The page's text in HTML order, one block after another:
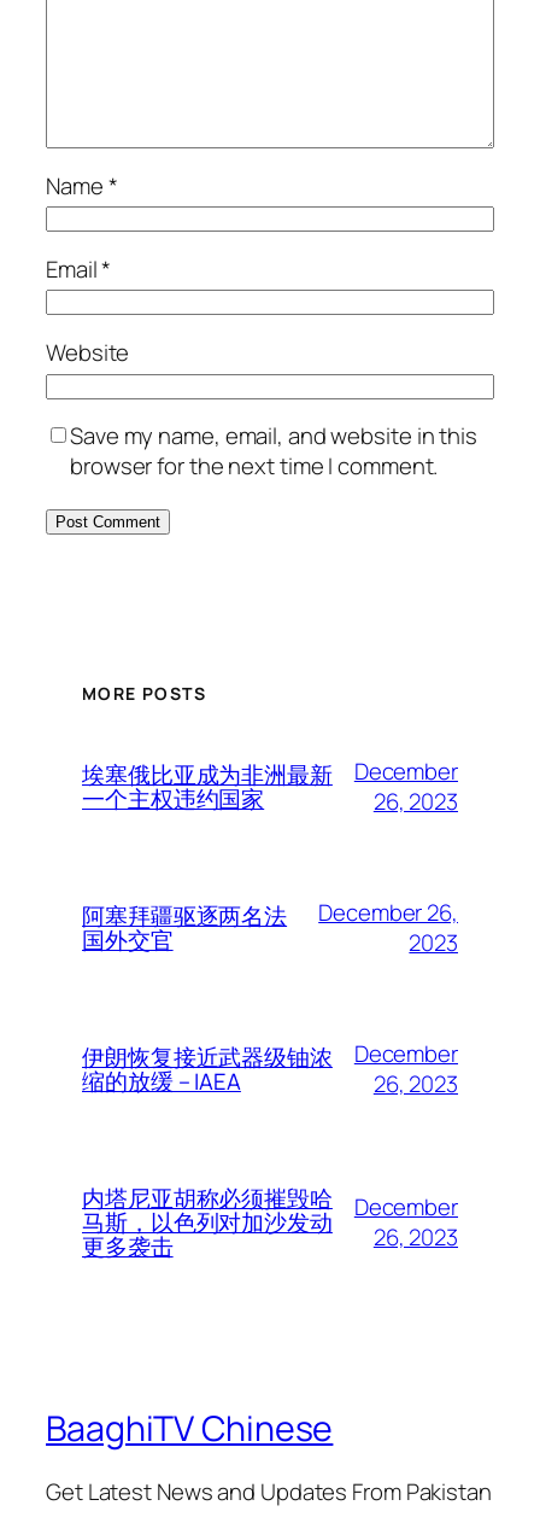
Name*
Email*
Website
Save my name, email, and website in this
browser for the next time I comment.
MORE POSTS
埃塞俄比亚成为非洲最新
一个主权违约国家
December
26, 2023
阿塞拜疆驱逐两名法
国外交官
December 26,
2023
伊朗恢复接近武器级铀浓
缩的放缓 – IAEA
December
26, 2023
内塔尼亚胡称必须摧毁哈
马斯，以色列对加沙发动
更多袭击
December
26, 2023
BaaghiTV Chinese
Get Latest News and Updates From Pakistan